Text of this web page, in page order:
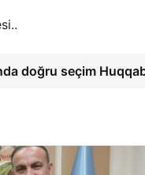
doğru seçim